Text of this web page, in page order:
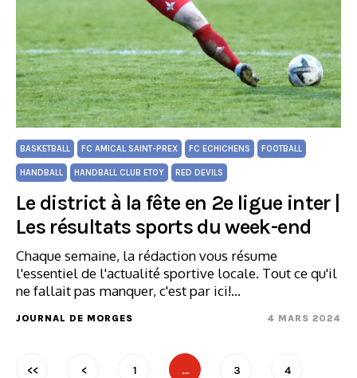
BASKETBALL FC AMICAL SAINT-PREX FC ECHICHENS FOOTBALL
HANDBALL HANDBALL CLUB ETOY RED DEVILS
Le district à la fête en 2e ligue inter |
Les résultats sports du week-end
Chaque semaine, la rédaction vous résume
l'essentiel de l'actualité sportive locale. Tout ce qu'il
ne fallait pas manquer, c'est par ici!…
JOURNAL DE MORGES 4 MARS 2024
<< < 1 … 3 4